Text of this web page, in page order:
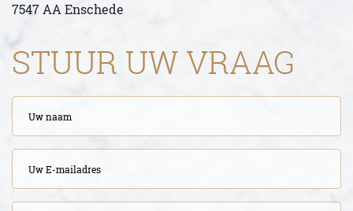
7547 AA Enschede
STUUR UW VRAAG